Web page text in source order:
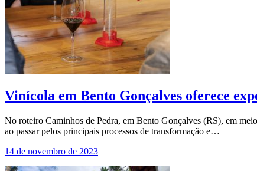
Vinícola em Bento Gonçalves oferece
No roteiro Caminhos de Pedra, em Bento Gonçalves (RS), em
ao passar pelos principais processos de transformação e…
14 de novembro de 2023